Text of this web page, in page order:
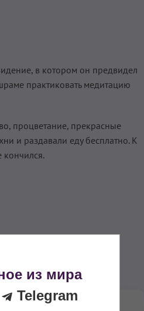
в котором он предвидел
практиковать медитацию
процветание, прекрасные
и раздавали еду бесплатно. К
из мира
Telegram